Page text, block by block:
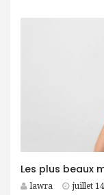
Les plus beaux
lawra juillet